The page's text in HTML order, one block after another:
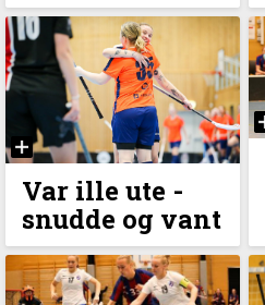
Var ille ute -
snudde og vant